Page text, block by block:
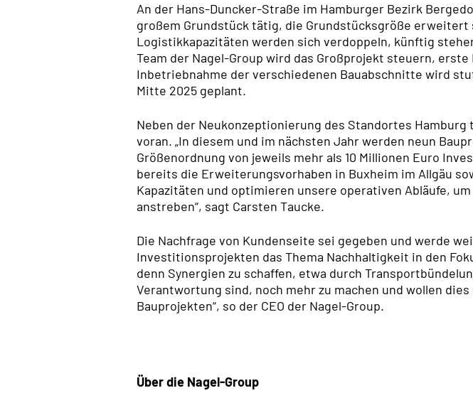
An der Hans-Duncker-Straße im Hamburger Bezirk
großem Grundstück tätig, die Grundstücksgröße erweitert
Logistikkapazitäten werden sich verdoppeln, künftig
Team der Nagel-Group wird das Großprojekt steuern,
Inbetriebnahme der verschiedenen Bauabschnitte wird
Mitte 2025 geplant.
Neben der Neukonzeptionierung des Standortes
voran. „In diesem und im nächsten Jahr werden neun
Größenordnung von jeweils mehr als 10 Millionen Euro
bereits die Erweiterungsvorhaben in Buxheim im Allgäu
Kapazitäten und optimieren unsere operativen Abläufe,
anstreben“, sagt Carsten Taucke.
Die Nachfrage von Kundenseite sei gegeben und werde
Investitionsprojekten das Thema Nachhaltigkeit in den
denn Synergien zu schaffen, etwa durch
Verantwortung sind, noch mehr zu machen und wollen
Bauprojekten“, so der CEO der Nagel-Group.
Über die Nagel-Group